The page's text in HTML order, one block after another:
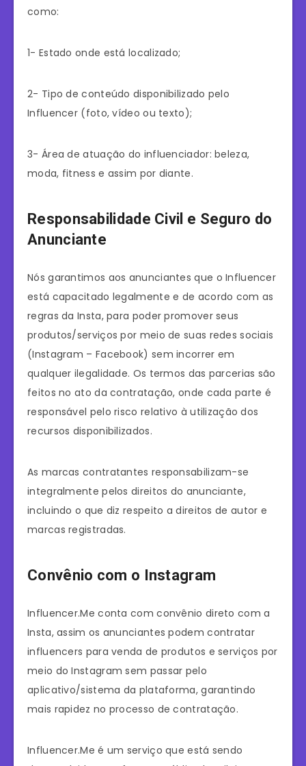
como:
1- Estado onde está localizado;
2- Tipo de conteúdo disponibilizado pelo
Influencer (foto, vídeo ou texto);
3- Área de atuação do influenciador: beleza,
moda, fitness e assim por diante.
Responsabilidade Civil e Seguro do
Anunciante
Nós garantimos aos anunciantes que o Influencer
está capacitado legalmente e de acordo com as
regras da Insta, para poder promover seus
produtos/serviços por meio de suas redes sociais
(Instagram – Facebook) sem incorrer em
qualquer ilegalidade. Os termos das parcerias são
feitos no ato da contratação, onde cada parte é
responsável pelo risco relativo à utilização dos
recursos disponibilizados.
As marcas contratantes responsabilizam-se
integralmente pelos direitos do anunciante,
incluindo o que diz respeito a direitos de autor e
marcas registradas.
Convênio com o Instagram
Influencer.Me conta com convênio direto com a
Insta, assim os anunciantes podem contratar
influencers para venda de produtos e serviços por
meio do Instagram sem passar pelo
aplicativo/sistema da plataforma, garantindo
mais rapidez no processo de contratação.
Influencer.Me é um serviço que está sendo